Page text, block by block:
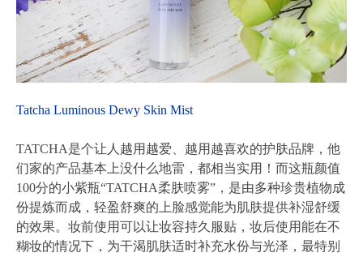
Tatcha Luminous Dewy Skin Mist
TATCHA是个让人越用越爱、越用越喜欢的护肤品牌，他
们家的产品基本上没什么地雷，都相当实用！而这瓶颜值
100分的小紫瓶“TATCHA柔肤喷雾”，是由多种珍贵植物成
份提炼而成，轻盈舒爽的上脸感觉能为肌肤提供补湿舒缓
的效果。妆前使用可以让妆容持久服贴，妆后使用能在不
糊妆的情况下，为干渴肌肤适时补充水份与光泽，最特别